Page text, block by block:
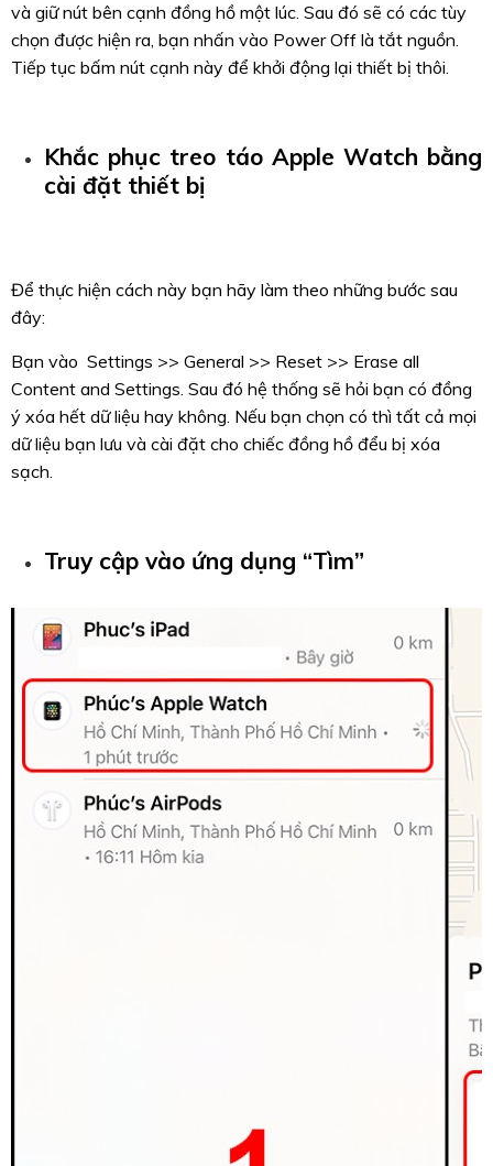
và giữ nút bên cạnh đồng hồ một lúc. Sau đó sẽ có các tùy
chọn được hiện ra, bạn nhấn vào Power Off là tắt nguồn.
Tiếp tục bấm nút cạnh này để khởi động lại thiết bị thôi.
Khắc phục treo táo Apple Watch bằng
cài đặt thiết bị
Để thực hiện cách này bạn hãy làm theo những bước sau
đây:
Bạn vào Settings >> General >> Reset >> Erase all
Content and Settings. Sau đó hệ thống sẽ hỏi bạn có đồng
ý xóa hết dữ liệu hay không. Nếu bạn chọn có thì tất cả mọi
dữ liệu bạn lưu và cài đặt cho chiếc đồng hồ đểu bị xóa
sạch.
Truy cập vào ứng dụng “Tìm”